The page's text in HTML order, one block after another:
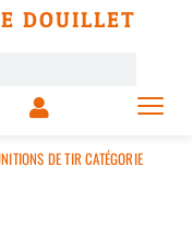
DOUILLET
DE TIR CATÉGORIE